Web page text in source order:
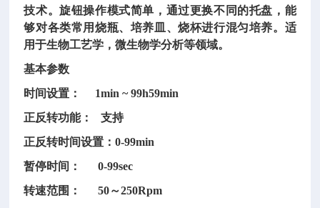
技术。旋钮操作模式简单，通过更换不同的托盘，能
够对各类常用烧瓶、培养皿、烧杯进行混匀培养。适
用于生物工艺学，微生物学分析等领域。
基本参数
时间设置：
1min ~ 99h59min
正反转功能：
支持
正反转时间设置：0-99min
暂停时间：
0-99sec
转速范围：
50～250Rpm